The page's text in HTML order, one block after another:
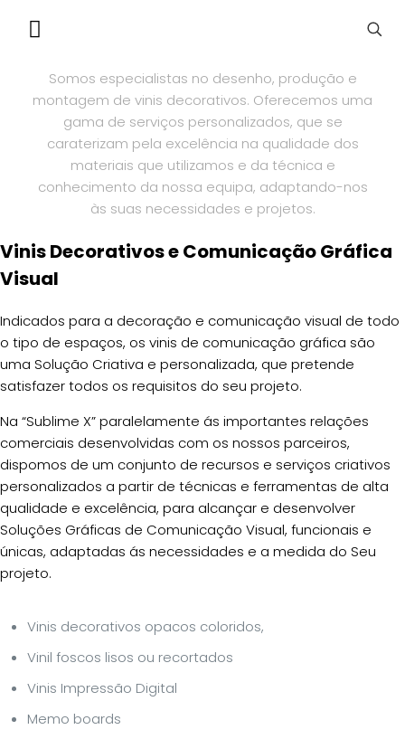
Somos especialistas no desenho, produção e
montagem de vinis decorativos. Oferecemos uma
gama de serviços personalizados, que se
caraterizam pela excelência na qualidade dos
materiais que utilizamos e da técnica e
conhecimento da nossa equipa, adaptando-nos
às suas necessidades e projetos.
Vinis Decorativos e Comunicação Gráfica
Visual
Indicados para a decoração e comunicação visual de todo
o tipo de espaços, os vinis de comunicação gráfica são
uma Solução Criativa e personalizada, que pretende
satisfazer todos os requisitos do seu projeto.
Na “Sublime X” paralelamente ás importantes relações
comerciais desenvolvidas com os nossos parceiros,
dispomos de um conjunto de recursos e serviços criativos
personalizados a partir de técnicas e ferramentas de alta
qualidade e excelência, para alcançar e desenvolver
Soluções Gráficas de Comunicação Visual, funcionais e
únicas, adaptadas ás necessidades e a medida do Seu
projeto.
Vinis decorativos opacos coloridos,
Vinil foscos lisos ou recortados
Vinis Impressão Digital
Memo boards